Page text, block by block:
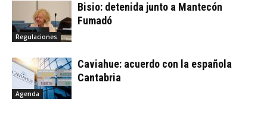
Regulaciones
Bisio: detenida junto a Mantecón
Fumadó
Agenda
Caviahue: acuerdo con la española
Cantabria